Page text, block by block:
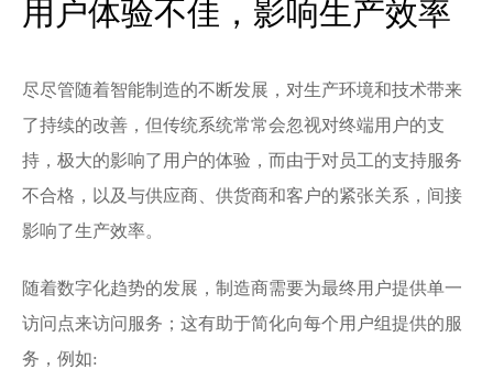
用户体验不佳，影响生产效率
尽尽管随着智能制造的不断发展，对生产环境和技术带来
了持续的改善，但传统系统常常会忽视对终端用户的支
持，极大的影响了用户的体验，而由于对员工的支持服务
不合格，以及与供应商、供货商和客户的紧张关系，间接
影响了生产效率。
随着数字化趋势的发展，制造商需要为最终用户提供单一
访问点来访问服务；这有助于简化向每个用户组提供的服
务，例如: